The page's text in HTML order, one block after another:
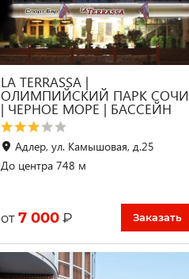
LA TERRASSA |
ОЛИМПИЙСКИЙ ПАРК СОЧИ
| ЧЕРНОЕ МОРЕ | БАССЕЙН
Адлер, ул. Камышовая, д.25
До центра 748 м
от7 000 ₽ Заказать